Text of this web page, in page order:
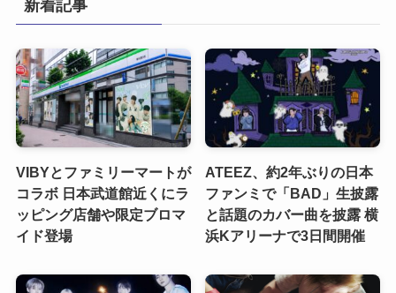
新着記事
VIBYとファミリーマートが
コラボ 日本武道館近くにラ
ッピング店舗や限定ブロマ
イド登場
ATEEZ、約2年ぶりの日本
ファンミで「BAD」生披露
と話題のカバー曲を披露 横
浜Kアリーナで3日間開催